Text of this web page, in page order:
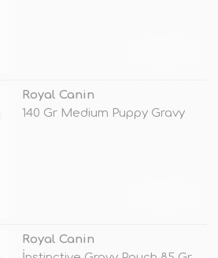
Royal Canin
140 Gr Medium Puppy Gravy
Royal Canin